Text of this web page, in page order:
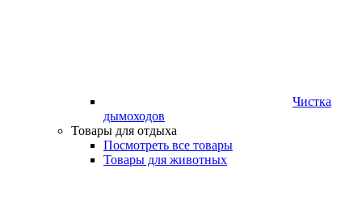
Чистка
дымоходов
Товары для отдыха
Посмотреть все товары
Товары для животных